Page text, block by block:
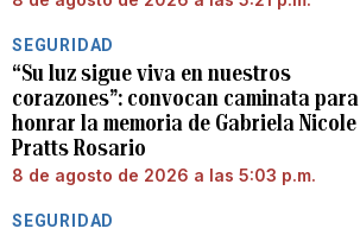
SEGURIDAD
“Su luz sigue viva en nuestros
corazones”: convocan caminata para
honrar la memoria de Gabriela Nicole
Pratts Rosario
8 de agosto de 2026 a las 5:03 p.m.
SEGURIDAD